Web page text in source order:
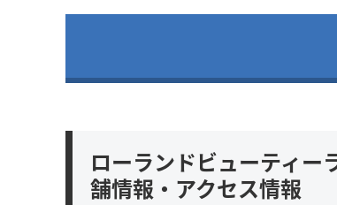
ローランドビューティ
舗情報・アクセス情報